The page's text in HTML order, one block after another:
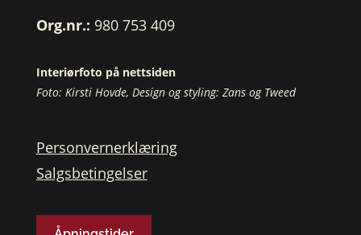
Org.nr.: 980 753 409
Interiørfoto på nettsiden
Foto: Kirsti Hovde, Design og styling: Zans og Tweed
Personvernerklæring
Salgsbetingelser